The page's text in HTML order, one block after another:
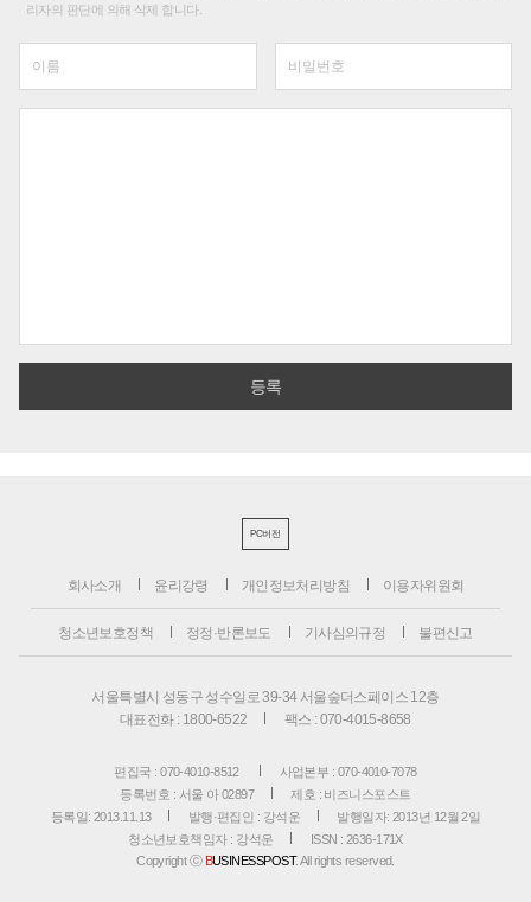
리자의 판단에 의해 삭제 합니다.
PC버전
회사소개 윤리강령 개인정보처리방침 이용자위원회
청소년보호정책 정정·반론보도 기사심의규정 불편신고
서울특별시 성동구 성수일로 39-34 서울숲더스페이스 12층
대표전화 : 1800-6522
팩스 : 070-4015-8658
편집국 : 070-4010-8512
사업본부 : 070-4010-7078
등록번호 : 서울 아 02897
제호 : 비즈니스포스트
등록일: 2013.11.13
발행·편집인 : 강석운
발행일자: 2013년 12월 2일
청소년보호책임자 : 강석운
ISSN : 2636-171X
Copyright ⓒ BUSINESSPOST. All rights reserved.